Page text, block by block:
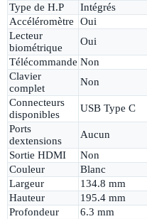
Type de H.P
Intégrés
Accéléromètre
Oui
Lecteur
biométrique
Oui
Télécommande Non
Clavier
complet
Non
Connecteurs
disponibles
USB Type C
Ports
dextensions
Aucun
Sortie HDMI
Non
Couleur
Blanc
Largeur
134.8 mm
Hauteur
195.4 mm
Profondeur
6.3 mm